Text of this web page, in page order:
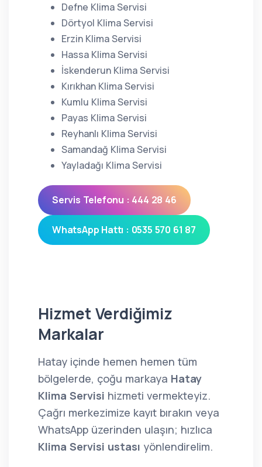
Defne Klima Servisi
Dörtyol Klima Servisi
Erzin Klima Servisi
Hassa Klima Servisi
İskenderun Klima Servisi
Kırıkhan Klima Servisi
Kumlu Klima Servisi
Payas Klima Servisi
Reyhanlı Klima Servisi
Samandağ Klima Servisi
Yayladağı Klima Servisi
Servis Telefonu : 444 28 46
WhatsApp Hattı : 0535 570 61 87
Hizmet Verdiğimiz
Markalar
Hatay içinde hemen hemen tüm
bölgelerde, çoğu markaya Hatay
Klima Servisi hizmeti vermekteyiz.
Çağrı merkezimize kayıt bırakın veya
WhatsApp üzerinden ulaşın; hızlıca
Klima Servisi ustası yönlendirelim.